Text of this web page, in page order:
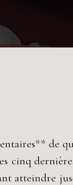
de
cinq
atteindre